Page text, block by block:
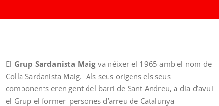
El Grup Sardanista Maigva néixer el 1965 amb el nom de
Colla Sardanista Maig. Als seus orígens els seus
components eren gent del barri de Sant Andreu, a dia d’avui
el Grup el formen persones d’arreu de Catalunya.